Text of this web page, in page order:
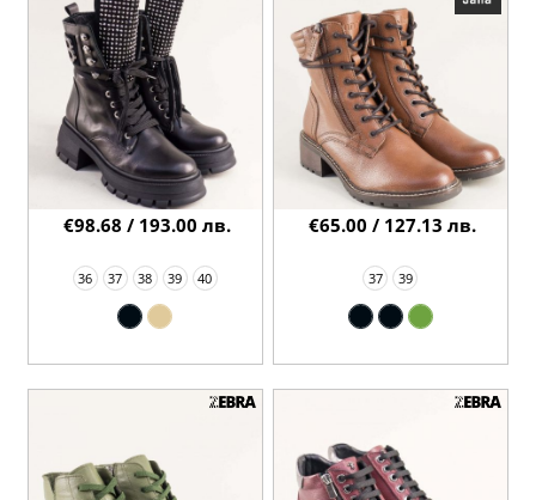
36 37 38 39 40
€98.68 / 193.00 лв.
37 39
€65.00 / 127.13 лв.